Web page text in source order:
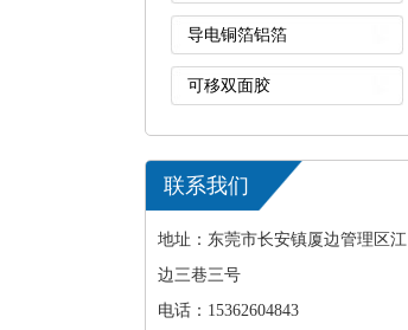
导电铜箔铝箔
可移双面胶
联系我们
地址：东莞市长安镇厦边管理区江
边三巷三号
电话：15362604843